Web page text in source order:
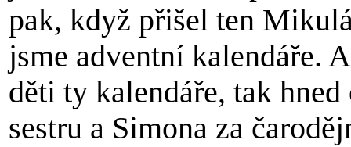
pak, když přišel ten
jsme adventní kalendáře.
děti ty kalendáře, tak
sestru a Simona za